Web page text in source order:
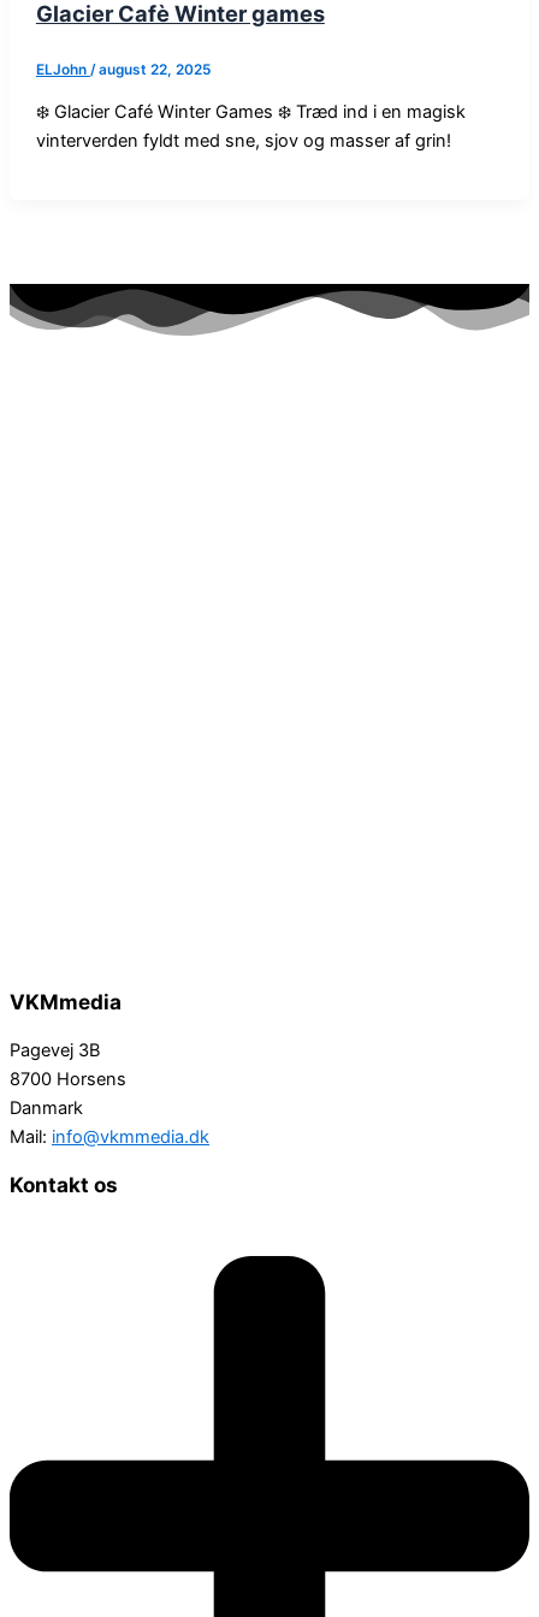
Glacier Cafè Winter games
ELJohn /august 22, 2025
❄️ Glacier Café Winter Games ❄️ Træd ind i en magisk
vinterverden fyldt med sne, sjov og masser af grin!
VKMmedia
Pagevej 3B
8700 Horsens
Danmark
Mail: info@vkmmedia.dk
Kontakt os